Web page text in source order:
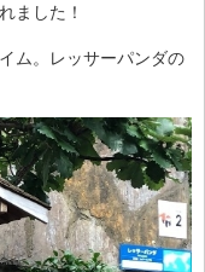
ました！
ム。レッサーパンダの